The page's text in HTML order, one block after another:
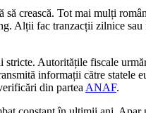
să crească. Tot mai mulți
Alții fac tranzacții zilnice
stricte. Autoritățile fiscale
informații către statele
din partea ANAF.